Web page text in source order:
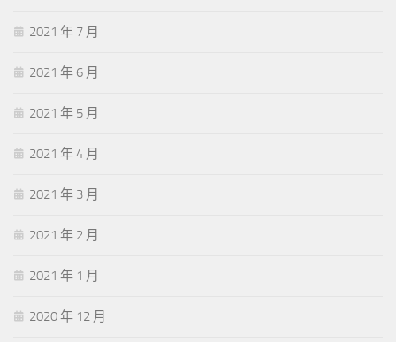
2021 年 7 月
2021 年 6 月
2021 年 5 月
2021 年 4 月
2021 年 3 月
2021 年 2 月
2021 年 1 月
2020 年 12 月